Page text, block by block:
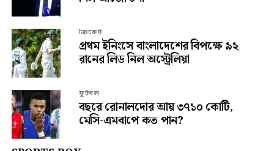
ক্রিকেট
প্রথম ইনিংসে বাংলাদেশের বিপক্ষে ৯২
রানের লিড নিল অস্ট্রেলিয়া
ফুটবল
বছরে রোনালদোর আয় ৩৭১০ কোটি,
মেসি-এমবাপে কত পান?